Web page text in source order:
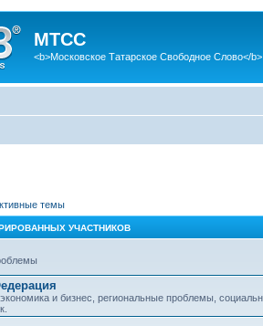
МТСС
<b>Московское Татарское Свободное Слово</b>
темы
УЧАСТНИКОВ
и бизнес, региональные проблемы,